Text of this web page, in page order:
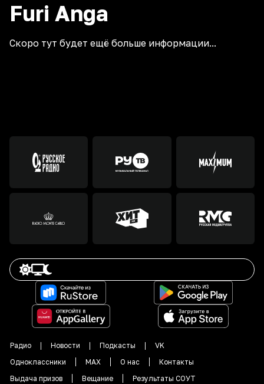
Furi Anga
Скоро тут будет ещё больше информации...
Радио Новости Подкасты
VK
Одноклассники
MAX О нас
Контакты
Выдача призов
Вещание Результаты СОУТ